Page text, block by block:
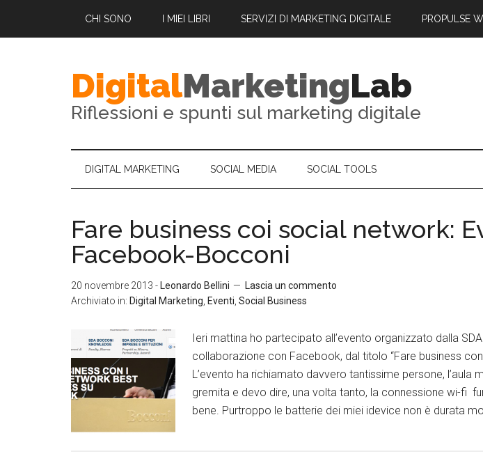
CHI SONO I MIEI LIBRI SERVIZI DI MARKETING DIGITALE PROPULSE
DigitalMarketingLab
Riflessioni e spunti sul marketing digitale
DIGITAL MARKETING SOCIAL MEDIA SOCIAL TOOLS
Fare business coi social network:
Facebook-Bocconi
20 novembre 2013 - Leonardo Bellini
Lascia un commento
Archiviato in: Digital Marketing Eventi Social Business
Ieri mattina ho partecipato all’evento organizzato dalla
collaborazione con Facebook, dal titolo “Fare business
L’evento ha richiamato davvero tantissime persone, l’aula
gremita e devo dire, una volta tanto, la connessione wi-fi
bene. Purtroppo le batterie dei miei idevice non è durata